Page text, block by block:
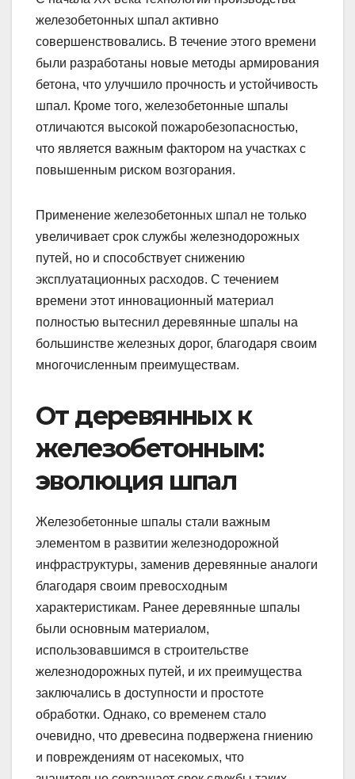
железобетонных шпал активно
совершенствовались. В течение этого времени
были разработаны новые методы армирования
бетона, что улучшило прочность и устойчивость
шпал. Кроме того, железобетонные шпалы
отличаются высокой пожаробезопасностью,
что является важным фактором на участках с
повышенным риском возгорания.
Применение железобетонных шпал не только
увеличивает срок службы железнодорожных
путей, но и способствует снижению
эксплуатационных расходов. С течением
времени этот инновационный материал
полностью вытеснил деревянные шпалы на
большинстве железных дорог, благодаря своим
многочисленным преимуществам.
От деревянных к
железобетонным:
эволюция шпал
Железобетонные шпалы стали важным
элементом в развитии железнодорожной
инфраструктуры, заменив деревянные аналоги
благодаря своим превосходным
характеристикам. Ранее деревянные шпалы
были основным материалом,
использовавшимся в строительстве
железнодорожных путей, и их преимущества
заключались в доступности и простоте
обработки. Однако, со временем стало
очевидно, что древесина подвержена гниению
и повреждениям от насекомых, что